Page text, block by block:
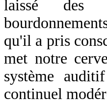
laissé des
qu'il a pris
met notre
système
continuel